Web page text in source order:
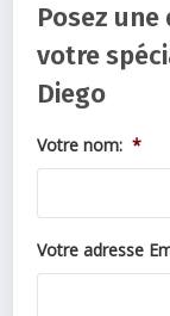
Posez
votre
Diego
Votre nom: *
Votre adresse